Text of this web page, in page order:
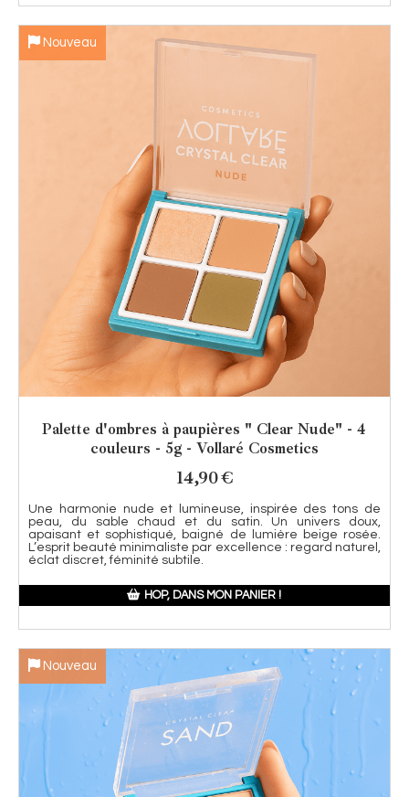
Nouveau
Palette d'ombres à paupières " Clear Nude" - 4
couleurs - 5g - Vollaré Cosmetics
14,90€
Une harmonie nude et lumineuse, inspirée des tons de
peau, du sable chaud et du satin. Un univers doux,
apaisant et sophistiqué, baigné de lumière beige rosée.
L’esprit beauté minimaliste par excellence : regard naturel,
éclat discret, féminité subtile.
HOP, DANS MON PANIER !
Nouveau